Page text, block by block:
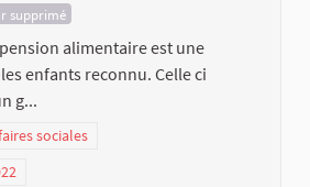
supprimé
alimentaire est une
enfants reconnu. Celle ci
g...
sociales